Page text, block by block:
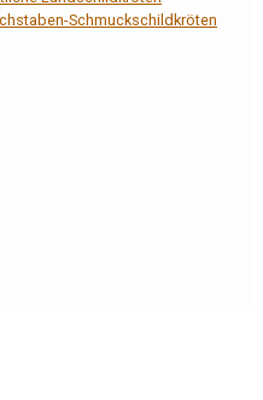
Schmuckschildkröten